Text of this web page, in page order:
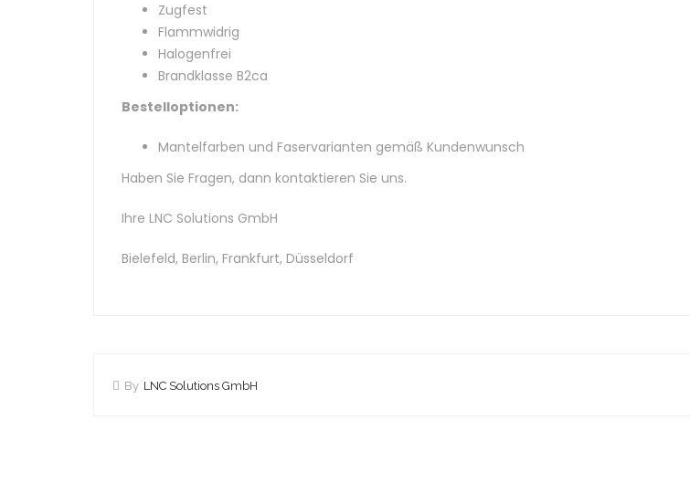
Zugfest
Flammwidrig
Halogenfrei
Brandklasse B2ca
Bestelloptionen:
Mantelfarben und Faservarianten gemäß Kundenwunsch
Haben Sie Fragen, dann kontaktieren Sie uns.
Ihre LNC Solutions GmbH
Bielefeld, Berlin, Frankfurt, Düsseldorf
By LNC Solutions GmbH